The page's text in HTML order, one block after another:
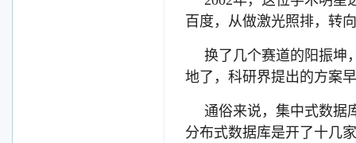
百度，从做激光照排，转
换了几个赛道的阳振坤
地了，科研界提出的方案
通俗来说，集中式数据
分布式数据库是开了十几